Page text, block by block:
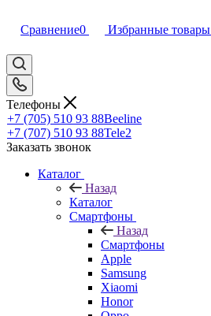
Сравнение0 Избранные товары
Телефоны
+7 (705) 510 93 88Beeline
+7 (707) 510 93 88Tele2
Заказать звонок
Каталог
Назад
Каталог
Смартфоны
Назад
Смартфоны
Apple
Samsung
Xiaomi
Honor